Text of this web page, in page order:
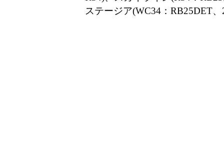
ステージア(WC34：RB25DET